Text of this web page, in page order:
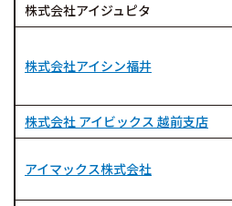
株式会社アイジュピタ
株式会社アイシン福井
株式会社 アイビックス 越前支店
アイマックス株式会社